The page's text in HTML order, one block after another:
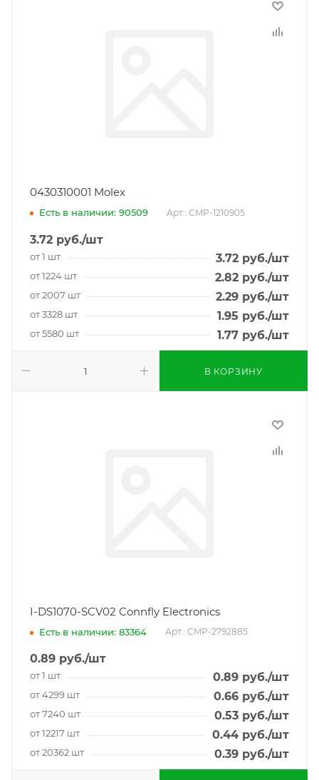
0430310001 Molex
Есть в наличии: 90509 Арт.: CMP-1210905
3.72 руб./шт
от 1 шт 3.72 руб./шт
от 1224 шт 2.82 руб./шт
от 2007 шт 2.29 руб./шт
от 3328 шт 1.95 руб./шт
от 5580 шт 1.77 руб./шт
В КОРЗИНУ
I-DS1070-SCV02 Connfly Electronics
Есть в наличии: 83364 Арт.: CMP-2792885
0.89 руб./шт
от 1 шт 0.89 руб./шт
от 4299 шт 0.66 руб./шт
от 7240 шт 0.53 руб./шт
от 12217 шт 0.44 руб./шт
от 20362 шт 0.39 руб./шт